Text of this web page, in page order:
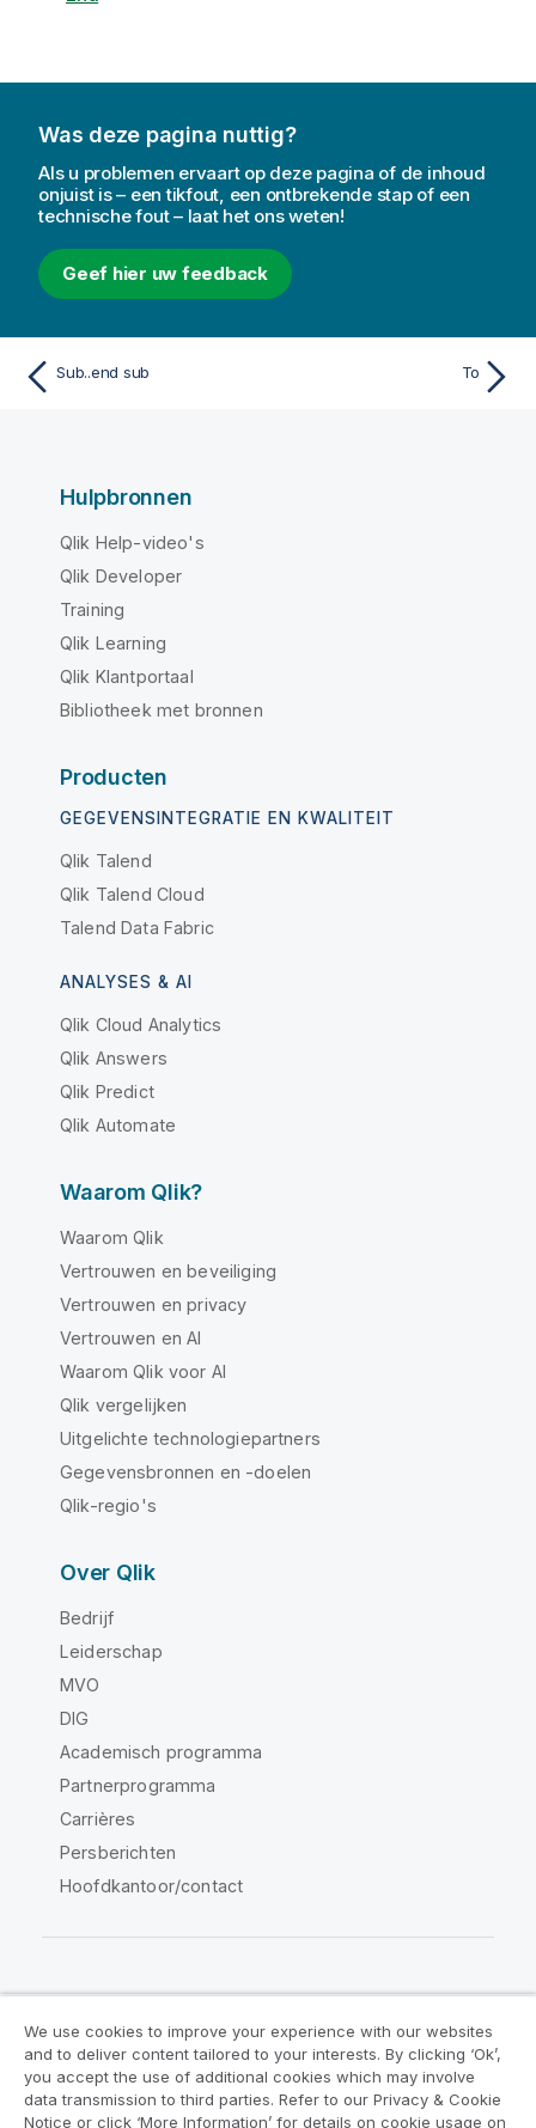
Was deze pagina nuttig?
Als u problemen ervaart op deze pagina of de inhoud
onjuist is – een tikfout, een ontbrekende stap of een
technische fout – laat het ons weten!
Geef hier uw feedback
Sub..end sub To
Hulpbronnen
Qlik Help-video's
Qlik Developer
Training
Qlik Learning
Qlik Klantportaal
Bibliotheek met bronnen
Producten
GEGEVENSINTEGRATIE EN KWALITEIT
Qlik Talend
Qlik Talend Cloud
Talend Data Fabric
ANALYSES & AI
Qlik Cloud Analytics
Qlik Answers
Qlik Predict
Qlik Automate
Waarom Qlik?
Waarom Qlik
Vertrouwen en beveiliging
Vertrouwen en privacy
Vertrouwen en AI
Waarom Qlik voor AI
Qlik vergelijken
Uitgelichte technologiepartners
Gegevensbronnen en -doelen
Qlik-regio's
Over Qlik
Bedrijf
Leiderschap
MVO
DIG
Academisch programma
Partnerprogramma
Carrières
Persberichten
Hoofdkantoor/contact
Juridische overeenkomsten
Productvoorwaarden
Legal Policies
We use cookies to improve your experience with our websites
and to deliver content tailored to your interests. By clicking ‘Ok’,
you accept the use of additional cookies which may involve
data transmission to third parties. Refer to our Privacy & Cookie
Notice or click ‘More Information’ for details on cookie usage on